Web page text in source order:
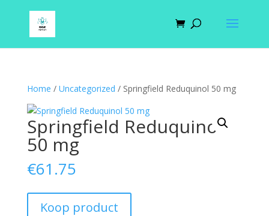
Home / Uncategorized / Springfield Reduquinol 50 mg
Springfield Reduquinol
50 mg
€61.75
Koop product